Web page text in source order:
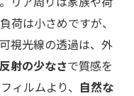
荷は小さめですが、
視光線の透過は、外
反射の少なさで質感を
ィルムより、 自然な